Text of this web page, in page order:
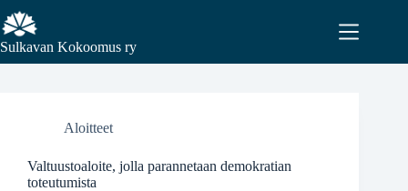
Sulkavan Kokoomus ry
Aloitteet
Valtuustoaloite, jolla parannetaan demokratian
toteutumista